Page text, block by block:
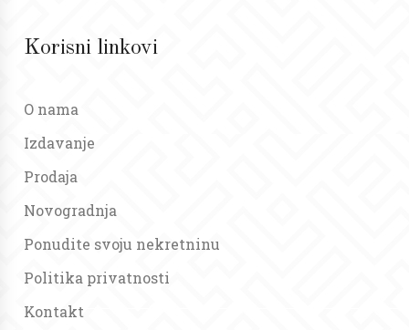
Korisni linkovi
O nama
Izdavanje
Prodaja
Novogradnja
Ponudite svoju nekretninu
Politika privatnosti
Kontakt